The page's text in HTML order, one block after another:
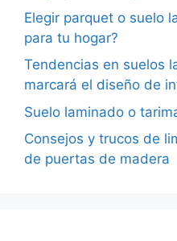
Elegir parquet o suelo
para tu hogar?
Tendencias en suelos
marcará el diseño de
Suelo laminado o
Consejos y trucos de
de puertas de madera